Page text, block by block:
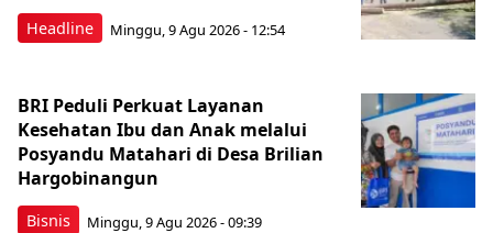
Headline Minggu, 9 Agu 2026 - 12:54
Bisnis
BRI Peduli Perkuat Layanan
Kesehatan Ibu dan Anak melalui
Posyandu Matahari di Desa Brilian
Hargobinangun
Minggu, 9 Agu 2026 - 09:39